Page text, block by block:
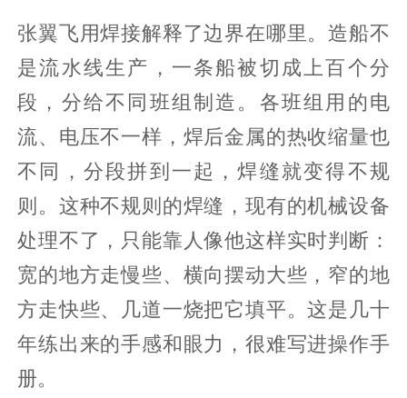
张翼飞用焊接解释了边界在哪里。造船不
是流水线生产，一条船被切成上百个分
段，分给不同班组制造。各班组用的电
流、电压不一样，焊后金属的热收缩量也
不同，分段拼到一起，焊缝就变得不规
则。这种不规则的焊缝，现有的机械设备
处理不了，只能靠人像他这样实时判断：
宽的地方走慢些、横向摆动大些，窄的地
方走快些、几道一烧把它填平。这是几十
年练出来的手感和眼力，很难写进操作手
册。